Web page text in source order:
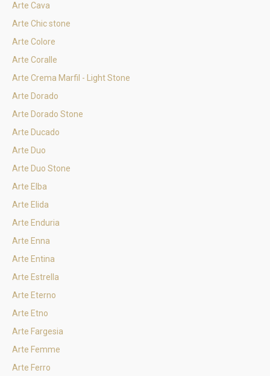
Arte Cava
Arte Chic stone
Arte Colore
Arte Coralle
Arte Crema Marfil - Light Stone
Arte Dorado
Arte Dorado Stone
Arte Ducado
Arte Duo
Arte Duo Stone
Arte Elba
Arte Elida
Arte Enduria
Arte Enna
Arte Entina
Arte Estrella
Arte Eterno
Arte Etno
Arte Fargesia
Arte Femme
Arte Ferro